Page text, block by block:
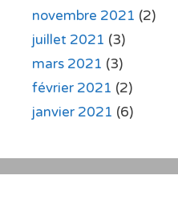
novembre 2021 (2)
juillet 2021 (3)
mars 2021 (3)
février 2021 (2)
janvier 2021 (6)